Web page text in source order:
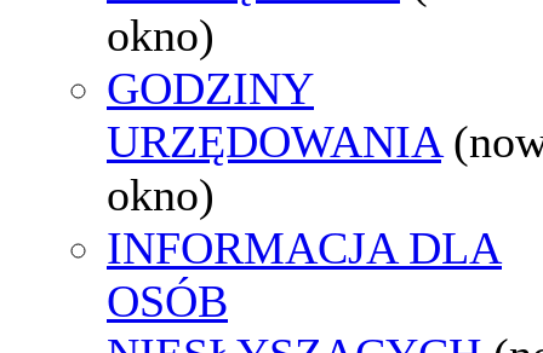
okno)
GODZINY
URZĘDOWANIA
okno)
INFORMACJA DLA
OSÓB